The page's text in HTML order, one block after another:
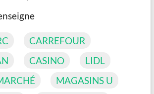
CARREFOUR
CASINO
LIDL
MAGASINS U